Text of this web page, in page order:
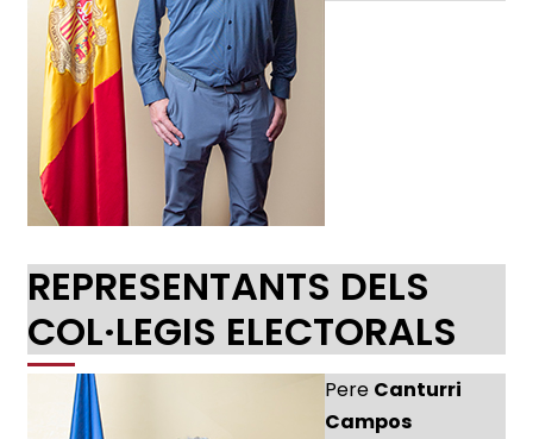
REPRESENTANTS DELS
COL·LEGIS ELECTORALS
Pere Canturri
Campos